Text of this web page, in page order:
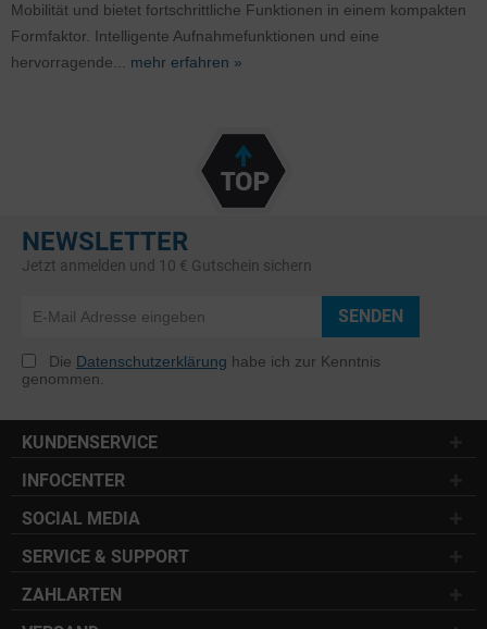
Mobilität und bietet fortschrittliche Funktionen in einem kompakten
Formfaktor. Intelligente Aufnahmefunktionen und eine
hervorragende... mehr erfahren »
NEWSLETTER
Jetzt anmelden und 10 € Gutschein sichern
SENDEN
Die Datenschutzerklärung habe ich zur Kenntnis
genommen.
KUNDENSERVICE
INFOCENTER
SOCIAL MEDIA
SERVICE & SUPPORT
ZAHLARTEN